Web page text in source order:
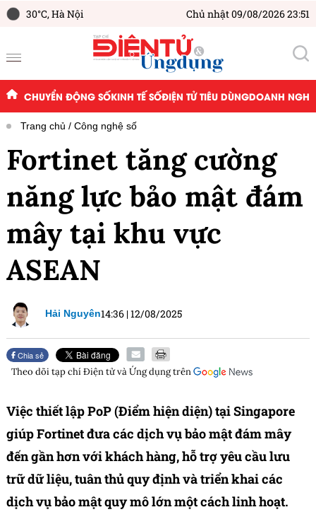
30°C,Hà Nội Chủ nhật 09/08/2026 23:51
CHUYỂN ĐỘNG SỐKINH TẾ SỐĐIỆN TỬ TIÊU DÙNGDOANH
Trang chủ Công nghệ số
Fortinet tăng cường
năng lực bảo mật đám
mây tại khu vực
ASEAN
Hải Nguyên14:36 |12/08/2025
Chia sẻ
Theo dõi tạp chíĐiện tử và Ứng dụngtrên
Việc thiết lập PoP (Điểm hiện diện) tại Singapore
giúp Fortinet đưa các dịch vụ bảo mật đám mây
đến gần hơn với khách hàng, hỗ trợ yêu cầu lưu
trữ dữ liệu, tuân thủ quy định và triển khai các
dịch vụ bảo mật quy mô lớn một cách linh hoạt.